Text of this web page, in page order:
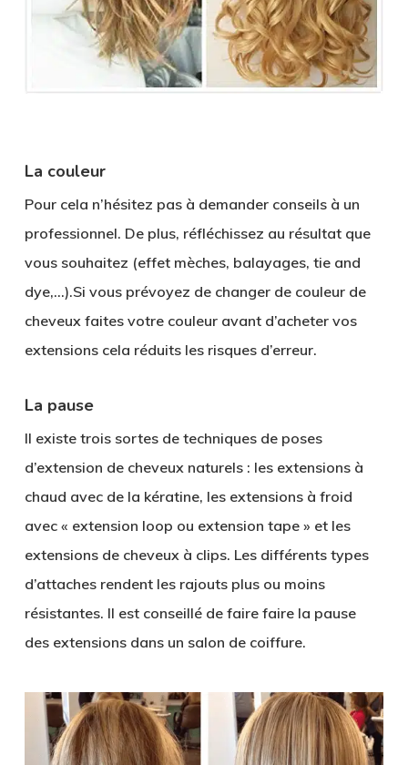
La couleur
Pour cela n’hésitez pas à demander conseils à un
professionnel. De plus, réfléchissez au résultat que
vous souhaitez (effet mèches, balayages, tie and
dye,…).Si vous prévoyez de changer de couleur de
cheveux faites votre couleur avant d’acheter vos
extensions cela réduits les risques d’erreur.
La pause
Il existe trois sortes de techniques de poses
d’extension de cheveux naturels : les extensions à
chaud avec de la kératine, les extensions à froid
avec « extension loop ou extension tape » et les
extensions de cheveux à clips. Les différents types
d’attaches rendent les rajouts plus ou moins
résistantes. Il est conseillé de faire faire la pause
des extensions dans un salon de coiffure.